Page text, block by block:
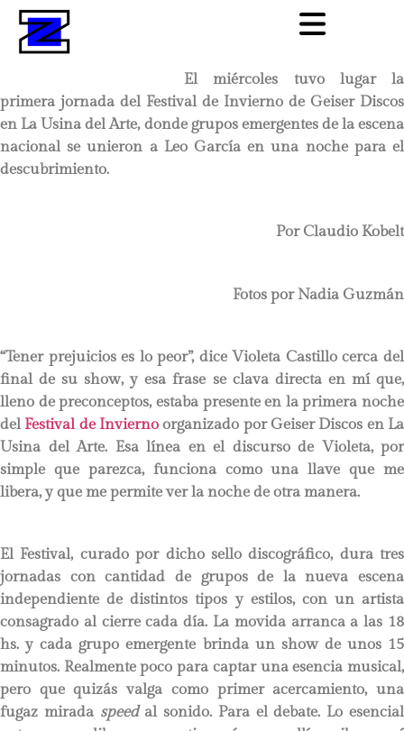
El miércoles tuvo lugar la
primera jornada del Festival de Invierno de Geiser Discos
en La Usina del Arte, donde grupos emergentes de la escena
nacional se unieron a Leo García en una noche para el
descubrimiento.
Por Claudio Kobelt
Fotos por Nadia Guzmán
“Tener prejuicios es lo peor”, dice Violeta Castillo cerca del
final de su show, y esa frase se clava directa en mí que,
lleno de preconceptos, estaba presente en la primera noche
delFestival de Invierno organizado por Geiser Discos en La
Usina del Arte. Esa línea en el discurso de Violeta, por
simple que parezca, funciona como una llave que me
libera, y que me permite ver la noche de otra manera.
El Festival, curado por dicho sello discográfico, dura tres
jornadas con cantidad de grupos de la nueva escena
independiente de distintos tipos y estilos, con un artista
consagrado al cierre cada día. La movida arranca a las 18
hs. y cada grupo emergente brinda un show de unos 15
minutos. Realmente poco para captar una esencia musical,
pero que quizás valga como primer acercamiento, una
fugaz mirada speedal sonido. Para el debate. Lo esencial